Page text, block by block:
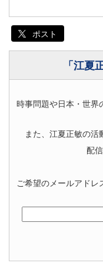
ポスト
「江夏
時事問題や日本・世界
また、江夏正敏の活
配
ご希望のメールアドレ